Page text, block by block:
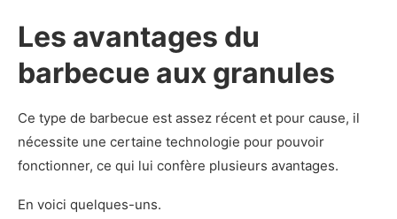
Les avantages du
barbecue aux granules
Ce type de barbecue est assez récent et pour cause, il
nécessite une certaine technologie pour pouvoir
fonctionner, ce qui lui confère plusieurs avantages.
En voici quelques-uns.